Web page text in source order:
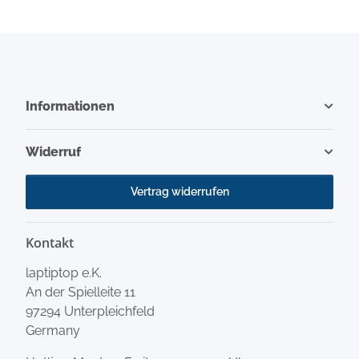
Informationen
Widerruf
Vertrag widerrufen
Kontakt
laptiptop e.K.
An der Spielleite 11
97294 Unterpleichfeld
Germany